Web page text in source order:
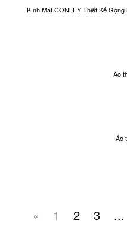
Kính Mát CONLEY Thiết Kế
Áo
Áo
« 1 2 3 ...